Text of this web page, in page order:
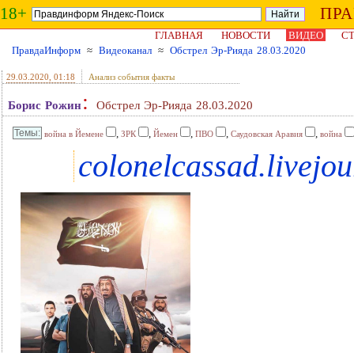
18+
ГЛАВНАЯ НОВОСТИ ВИДЕО
ПравдаИнформ ≈ Видеоканал ≈ Обстрел Эр-Рияда 28.03.2020
29.03.2020 , 01:18 Анализ события факты
Борис Рожин: Обстрел Эр-Рияда 28.03.2020
война в Йемене , ЗРК , Йемен , ПВО , Саудовская Аравия , война